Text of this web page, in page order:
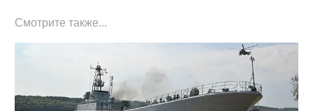
Смотрите также...